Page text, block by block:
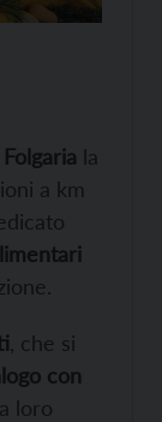
la
a km
, che si
con
loro